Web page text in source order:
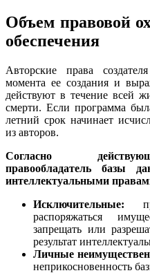
Объем правовой
обеспечения
Авторские права
момента ее создания и
действуют в течение всей
смерти. Если программа
летний срок начинает
из авторов.
Согласно
правообладатель базы
интеллектуальными
Исключительные:
распоряжаться
запрещать или
результат
Личные
неприкосновенность